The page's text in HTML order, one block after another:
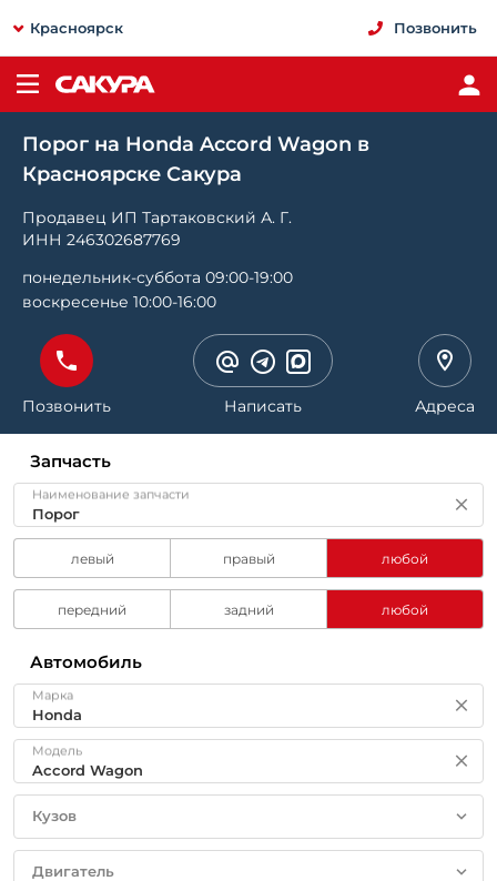
Красноярск Позвонить
Порог на Honda Accord Wagon в
Красноярске Сакура
Продавец ИП Тартаковский А. Г.
ИНН 246302687769
понедельник-суббота 09:00-19:00
воскресенье 10:00-16:00
Позвонить Написать Адреса
Запчасть
Наименование запчасти
левый правый любой
передний задний любой
Автомобиль
Марка
Модель
Кузов
Двигатель